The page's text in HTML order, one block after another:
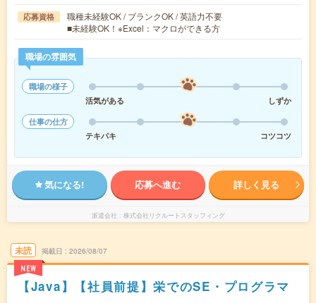
応募資格
職種未経験OK / ブランクOK / 英語力不要
■未経験OK！※Excel：マクロができる方
職場の雰囲気
職場の様子
活気がある
しずか
仕事の仕方
テキパキ
コツコツ
気になる! 応募へ進む 詳しく見る
派遣会社 株式会社リクルートスタッフィング
未読
NEW
掲載日 2026/08/07
【Java】【社員前提】栄でのSE・プログラマ